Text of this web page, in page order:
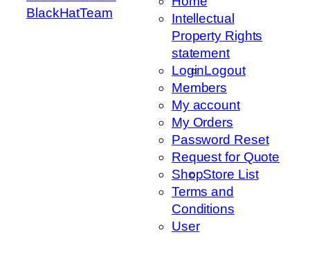
BlackHatTeam
Intellectual
Property Rights
statement
LoginLogout
Members
My account
My Orders
Password Reset
Request for Quote
ShopStore List
Terms and
Conditions
User